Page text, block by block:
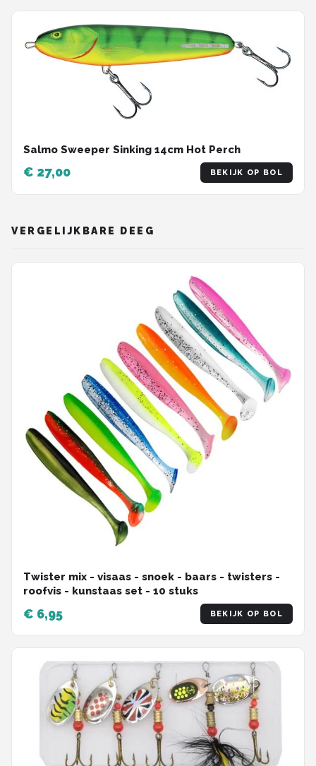
Salmo Sweeper Sinking 14cm Hot Perch
€ 27,00 BEKIJK OP BOL
VERGELIJKBARE DEEG
Twister mix - visaas - snoek - baars - twisters -
roofvis - kunstaas set - 10 stuks
€ 6,95 BEKIJK OP BOL